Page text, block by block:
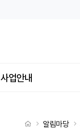
사업안내
처음으로
알림마당